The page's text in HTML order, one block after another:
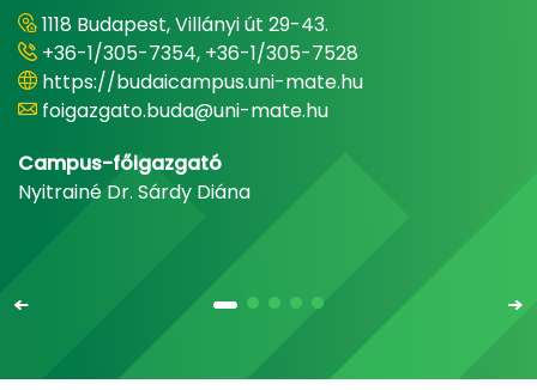
1118 Budapest, Villányi út 29-43.
+36-1/305-7354, +36-1/305-7528
https://budaicampus.uni-mate.hu
foigazgato.buda@uni-mate.hu
Campus-főigazgató
Nyitrainé Dr. Sárdy Diána